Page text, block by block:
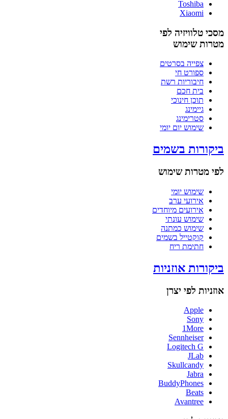
Toshiba
Xiaomi
מסכי טלוויזיה לפי
מטרות שימוש
צפייה בסרטים
ספורט חי
חיבוריות רשת
בית חכם
תוכן חינוכי
גיימינג
סטרימינג
שימוש יום יומי
ביקורות בשמים
לפי מטרות שימוש
שימוש יומי
אירועי ערב
אירועים מיוחדים
שימוש עונתי
שימוש כמתנה
קוקטייל בשמים
חתימת ריח
ביקורות אוזניות
אוזניות לפי יצרן
Apple
Sony
1More
Sennheiser
Logitech G
JLab
Skullcandy
Jabra
BuddyPhones
Beats
Avantree